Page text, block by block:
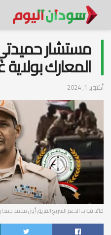
مستشار
المعارك
أكتوبر 1, 2024
قائد قوات الدعم السريع الفريق أول محمد